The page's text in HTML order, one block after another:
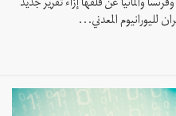
لليورانيوم المعدني...